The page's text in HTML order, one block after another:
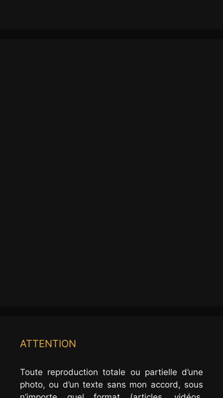
ATTENTION
Toute reproduction totale ou partielle d’une
photo, ou d’un texte sans mon accord, sous